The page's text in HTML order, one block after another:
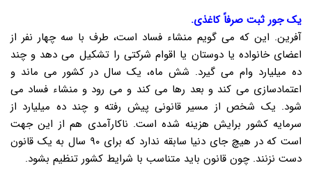
یک جور ثبت صرفاً کاغذی.
آفرین. این که می گویم منشاء فساد است، طرف با سه چهار نفر از
اعضای خانواده یا دوستان یا اقوام شرکتی را تشکیل می دهد و چند
ده میلیارد وام می گیرد. شش ماه، یک سال در کشور می ماند و
اعتمادسازی می کند و بعد رها می کند و می رود و منشاء فساد می
شود. یک شخص از مسیر قانونی پیش رفته و چند ده میلیارد از
سرمایه کشور برایش هزینه شده است. ناکارآمدی هم از این جهت
است که در هیچ جای دنیا سابقه ندارد که برای ۹۰ سال به یک قانون
دست نزنند. چون قانون باید متناسب با شرایط کشور تنظیم بشود.